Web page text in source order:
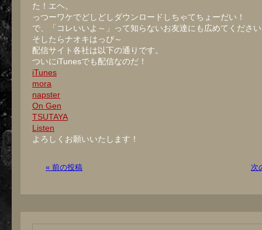
た！エヘ。
っつーワケでどしどしダウンロードしちゃてちょーだい！
で、「コレいいよ～」って知らないお友達にも広めてくださ
そしたらナオキはっぴ～
配信サイト各社は以下の通りです。
ついにiTunesでも配信なのだ！
iTunes
mora
napster
On Gen
TSUTAYA
Listen
よろしくお願いいたします！
« 前の投稿 次